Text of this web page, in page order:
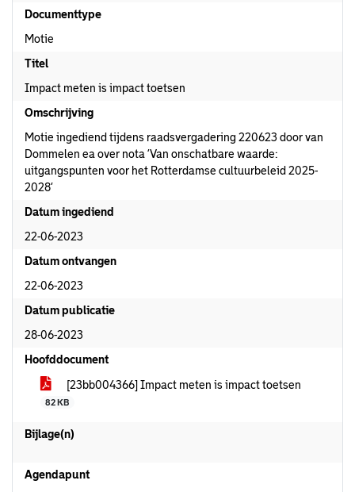
Documenttype
Motie
Titel
Impact meten is impact toetsen
Omschrijving
Motie ingediend tijdens raadsvergadering 220623 door van
Dommelen ea over nota ‘Van onschatbare waarde:
uitgangspunten voor het Rotterdamse cultuurbeleid 2025-
2028’
Datum ingediend
22-06-2023
Datum ontvangen
22-06-2023
Datum publicatie
28-06-2023
Hoofddocument
[23bb004366] Impact meten is impact toetsen
82 KB
Bijlage(n)
Agendapunt